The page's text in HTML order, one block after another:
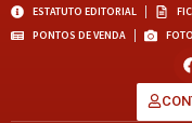
ESTATUTO EDITORIAL
PONTOS DE VENDA